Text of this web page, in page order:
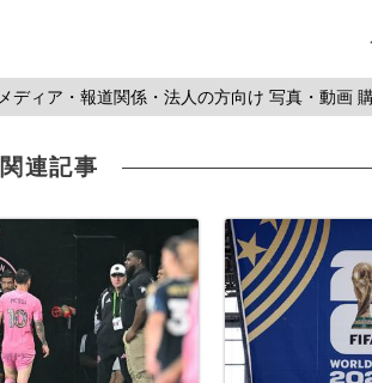
メディア・報道関係・法人の方向け 写真・動画
関連記事